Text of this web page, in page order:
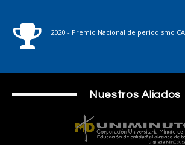
2020 - Premio Nacional de periodismo
Nuestros Aliados